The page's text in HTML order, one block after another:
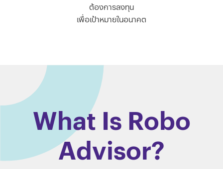
ต้องการลงทุน
เพื่อเป้าหมายในอนาคต
What Is Robo
Advisor?